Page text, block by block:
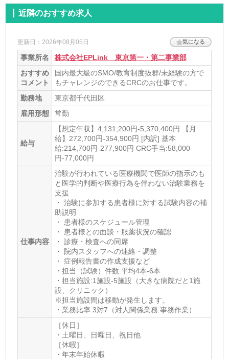
施設形態
病院
法人名
医療法人社団晃悠会
法人名カナ
イリョウホウジンシャダンコウユウカイ
診療項目
内科・呼吸器科・消化器科・循環器科・外科・整形外科・脳神
経外科・心臓血管外科・泌尿器科・放射線科・麻酔科・リハビ
リテーション科・その他
病床数
東京都小平市小川東町1-24-1[地図]
八坂(東京)
近隣のおすすめ求人
更新日：2026年08月05日 気になる
事業所名
株式会社EPLink 東京第一・第二事業部
おすすめ
コメント
国内最大級のSMO/教育制度抜群/未経験の方で
もチャレンジのできるCRCのお仕事です。
勤務地
東京都千代田区
雇用形態
常勤
給与
【想定年収】4,131,200円-5,370,400円 【月
給】272,700円-354,900円 [内訳] 基本
給:214,700円-277,900円 CRC手当:58,000
円-77,000円
仕事内容
治験が行われている医療機関で医師の指示のも
と医学的判断や医療行為を伴わない治験業務を
支援
・ 治験に参加する患者様に対する試験内容の補
助説明
・ 患者様のスケジュール管理
・ 患者様との面談・服薬状況の確認
・ 診療・検査への同席
・ 院内スタッフへの連絡・調整
・ 症例報告書の作成支援など
・担当（試験）件数:平均4本-6本
・担当施設:1施設-5施設（大きな病院だと1施
設、クリニック）
※担当施設間は移動が発生します。
・業務比率:3対7（対人関係業務:事務作業）
［休日］
・土曜日、日曜日、祝日他
［休暇］
・年末年始休暇